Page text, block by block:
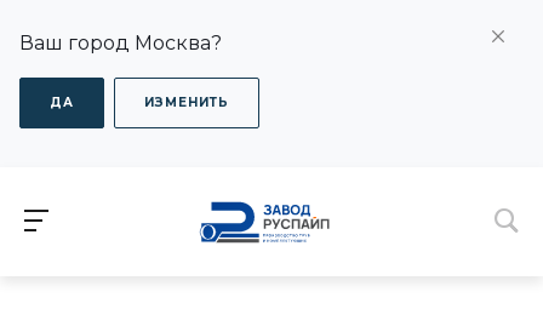
Ваш город Москва?
ДА ИЗМЕНИТЬ